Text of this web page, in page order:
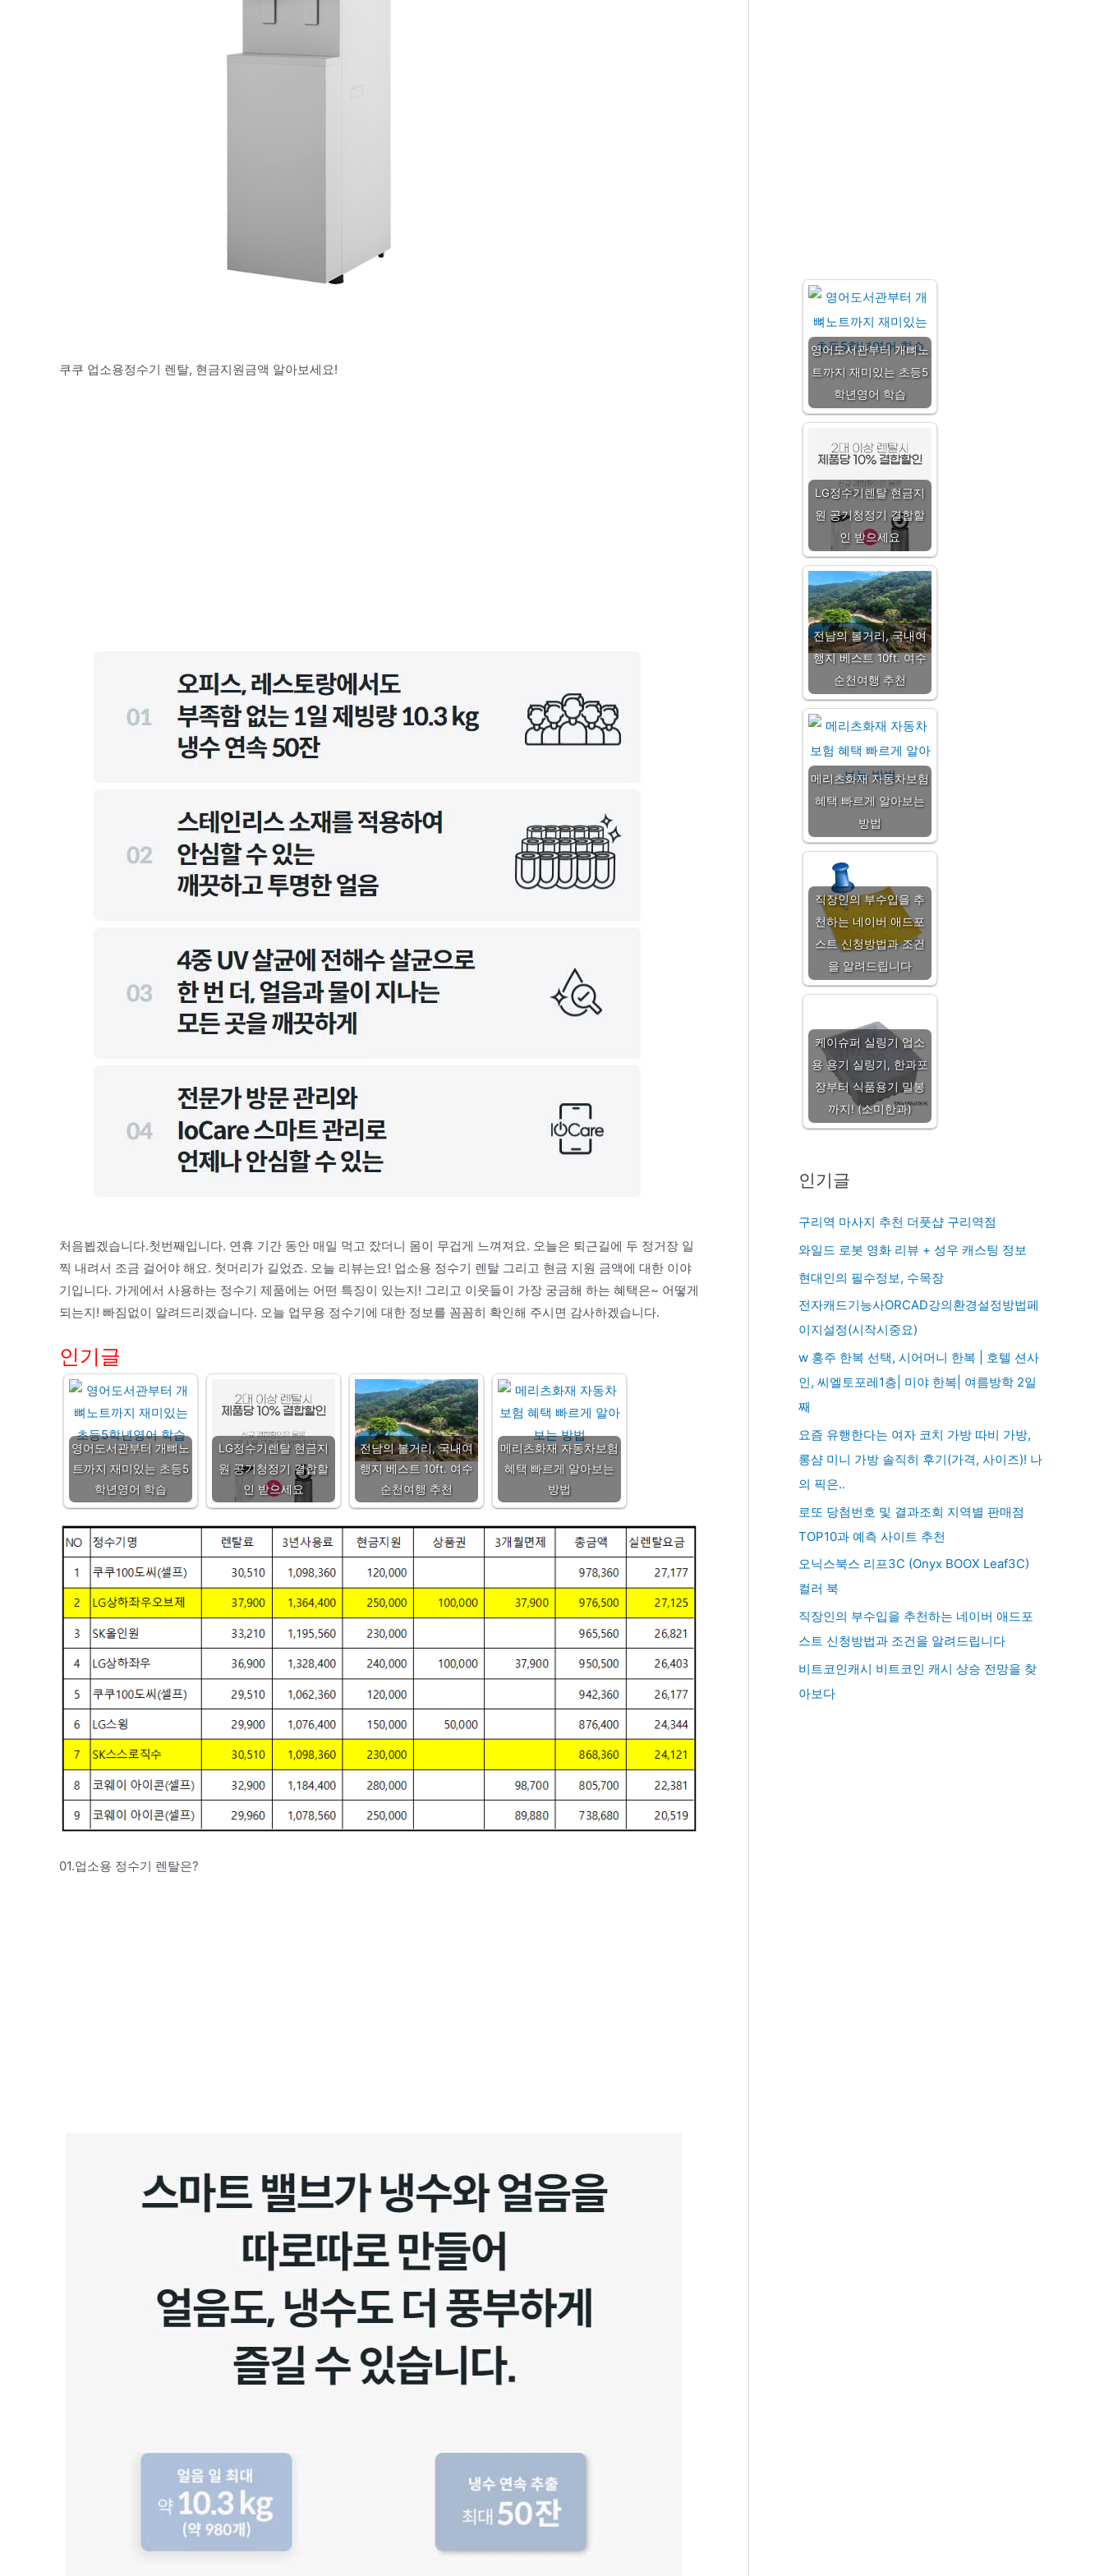
쿠쿠 업소용정수기 렌탈, 현금지원금액 알아보세요!
처음뵙겠습니다.첫번째입니다. 연휴 기간 동안 매일 먹고 잤더니 몸이 무겁게 느껴져요. 오늘은 퇴근길에 두 정거장 일
찍 내려서 조금 걸어야 해요. 첫머리가 길었죠. 오늘 리뷰는요! 업소용 정수기 렌탈 그리고 현금 지원 금액에 대한 이야
기입니다. 가게에서 사용하는 정수기 제품에는 어떤 특징이 있는지! 그리고 이웃들이 가장 궁금해 하는 혜택은~ 어떻게
되는지! 빠짐없이 알려드리겠습니다. 오늘 업무용 정수기에 대한 정보를 꼼꼼히 확인해 주시면 감사하겠습니다.
인기글
영어도서관부터 개뼈노
트까지 재미있는 초등5
학년영어 학습
LG정수기렌탈 현금지
원 공기청정기 결합할
인 받으세요
전남의 볼거리, 국내여
행지 베스트 10ft. 여수
순천여행 추천
메리츠화재 자동차보험
혜택 빠르게 알아보는
방법
01.업소용 정수기 렌탈은?
영어도서관부터 개뼈노
트까지 재미있는 초등5
학년영어 학습
LG정수기렌탈 현금지
원 공기청정기 결합할
인 받으세요
전남의 볼거리, 국내여
행지 베스트 10ft. 여수
순천여행 추천
메리츠화재 자동차보험
혜택 빠르게 알아보는
방법
직장인의 부수입을 추
천하는 네이버 애드포
스트 신청방법과 조건
을 알려드립니다
케이슈퍼 실링기 업소
용 용기 실링기, 한과포
장부터 식품용기 밀봉
까지! (소미한과)
인기글
구리역 마사지 추천 더풋샵 구리역점
와일드 로봇 영화 리뷰 + 성우 캐스팅 정보
현대인의 필수정보, 수목장
전자캐드기능사ORCAD강의환경설정방법페
이지설정(시작시중요)
w 홍주 한복 선택, 시어머니 한복 | 호텔 션사
인, 씨엘토포레1층| 미야 한복| 여름방학 2일
째
요즘 유행한다는 여자 코치 가방 따비 가방,
롱샴 미니 가방 솔직히 후기(가격, 사이즈)! 나
의 픽은..
로또 당첨번호 및 결과조회 지역별 판매점
TOP10과 예측 사이트 추천
오닉스북스 리프3C (Onyx BOOX Leaf3C)
컬러 북
직장인의 부수입을 추천하는 네이버 애드포
스트 신청방법과 조건을 알려드립니다
비트코인캐시 비트코인 캐시 상승 전망을 찾
아보다